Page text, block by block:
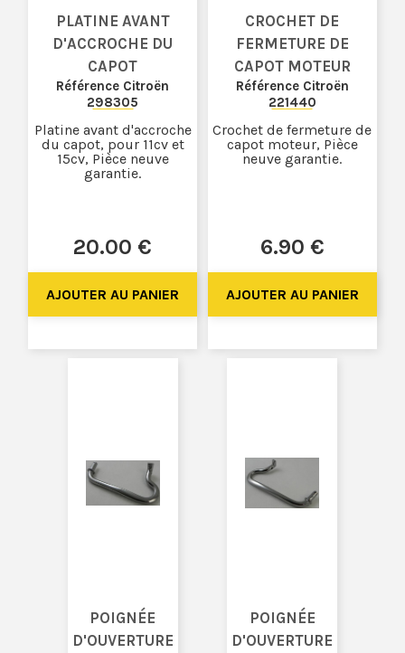
PLATINE AVANT
D'ACCROCHE DU
CAPOT
Référence Citroën
298305
20.00 €
Platine avant d'accroche
du capot, pour 11cv et
15cv, Pièce neuve
garantie.
CROCHET DE
FERMETURE DE
CAPOT MOTEUR
Référence Citroën
221440
6.90 €
Crochet de fermeture de
capot moteur, Pièce
neuve garantie.
POIGNÉE
D'OUVERTURE
POIGNÉE
D'OUVERTURE